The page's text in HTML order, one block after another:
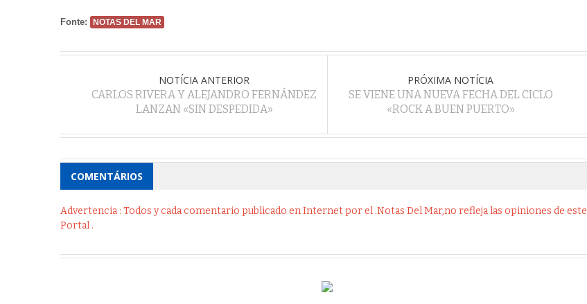
Fonte: NOTAS DEL MAR
NOTÍCIA ANTERIOR
CARLOS RIVERA Y ALEJANDRO FERNÁNDEZ
LANZAN «SIN DESPEDIDA»
PRÓXIMA NOTÍCIA
SE VIENE UNA NUEVA FECHA DEL CICLO
«ROCK A BUEN PUERTO»
COMENTÁRIOS
Advertencia : Todos y cada comentario publicado en Internet por el .Notas Del Mar,no refleja las opiniones de este
Portal .